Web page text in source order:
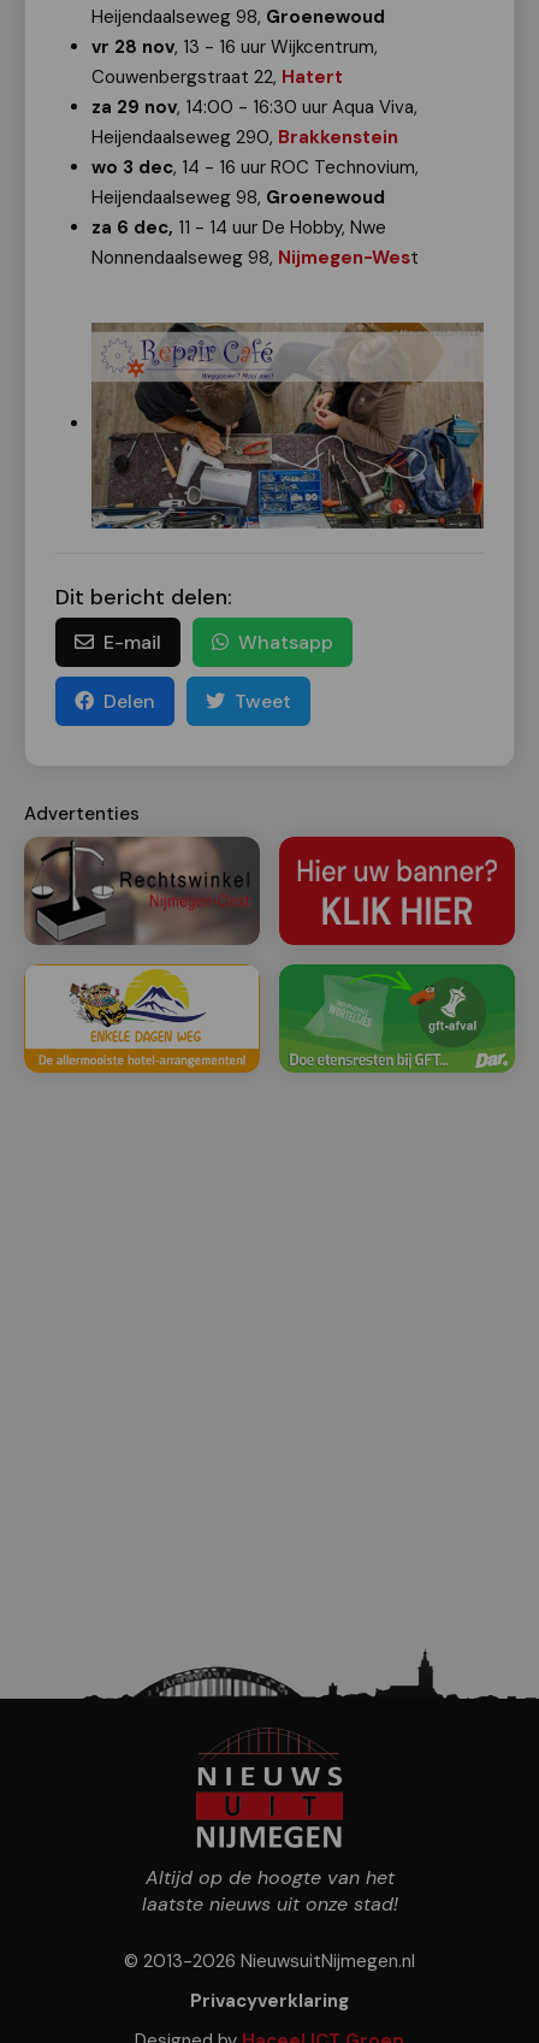
Heijendaalseweg 98, Groenewoud
vr 28 nov, 13 - 16 uur Wijkcentrum,
Couwenbergstraat 22, Hatert
za 29 nov, 14:00 - 16:30 uur Aqua Viva,
Heijendaalseweg 290, Brakkenstein
wo 3 dec, 14 - 16 uur ROC Technovium,
Heijendaalseweg 98, Groenewoud
za 6 dec, 11 - 14 uur De Hobby, Nwe
Nonnendaalseweg 98, Nijmegen-West
Dit bericht delen:
E-mail Whatsapp
Delen Tweet
Advertenties
Altijd op de hoogte van het
laatste nieuws uit onze stad!
© 2013-2026 NieuwsuitNijmegen.nl
Privacyverklaring